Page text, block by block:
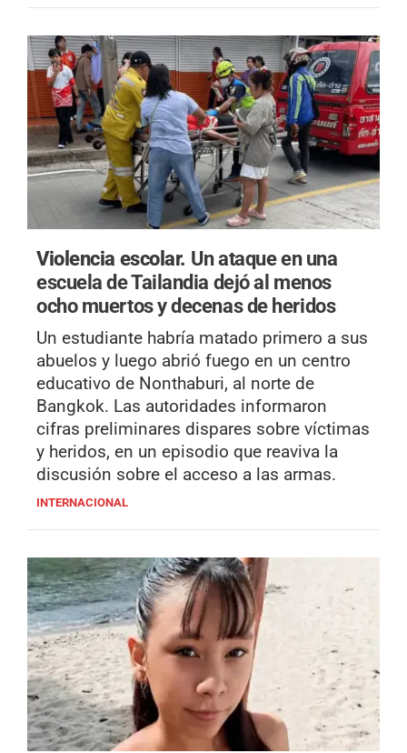
Violencia escolar. Un ataque en una
escuela de Tailandia dejó al menos
ocho muertos y decenas de heridos
Un estudiante habría matado primero a sus
abuelos y luego abrió fuego en un centro
educativo de Nonthaburi, al norte de
Bangkok. Las autoridades informaron
cifras preliminares dispares sobre víctimas
y heridos, en un episodio que reaviva la
discusión sobre el acceso a las armas.
INTERNACIONAL